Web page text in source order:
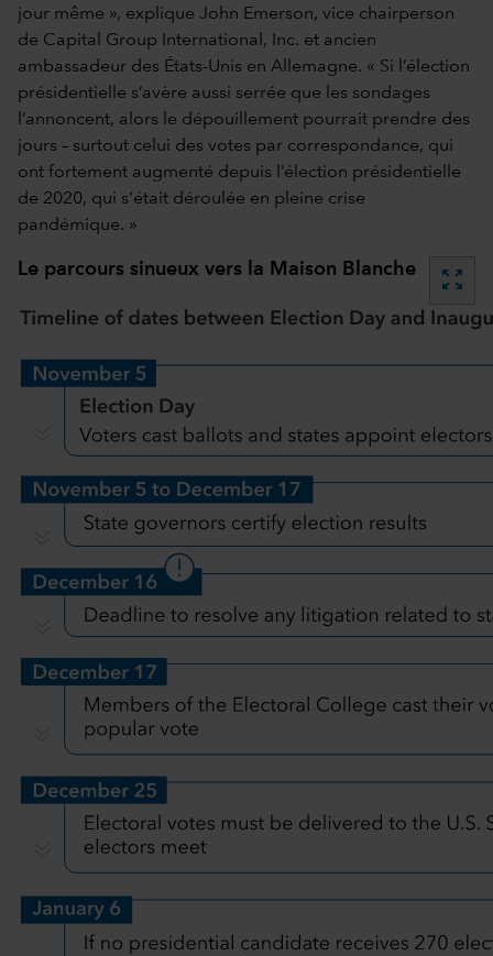
jour même », explique John Emerson, vice chairperson
de Capital Group International, Inc. et ancien
ambassadeur des États-Unis en Allemagne. « Si l’élection
présidentielle s’avère aussi serrée que les sondages
l’annoncent, alors le dépouillement pourrait prendre des
jours – surtout celui des votes par correspondance, qui
ont fortement augmenté depuis l’élection présidentielle
de 2020, qui s'était déroulée en pleine crise
pandémique. »
Le parcours sinueux vers la Maison Blanche zoom_out_map